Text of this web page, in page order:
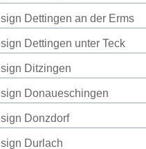
Dettingen an der Erms
Dettingen unter Teck
Ditzingen
Donaueschingen
Donzdorf
Durlach